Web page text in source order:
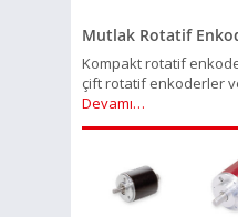
Mutlak Rotatif
Kompakt rotatif
çift rotatif enkoderler
Devamı…